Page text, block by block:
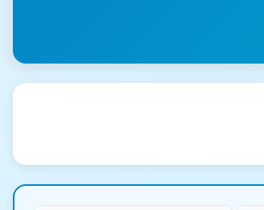
Résultats de qualité de l'eau